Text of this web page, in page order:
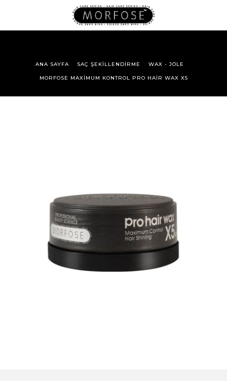
ANA SAYFA SAÇ ŞEKILLENDIRME WAX - JÖLE
MORFOSE MAXIMUM KONTROL PRO HAIR WAX X5